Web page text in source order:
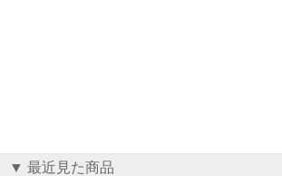
▼ 最近見た商品